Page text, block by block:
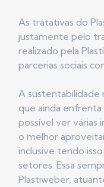
As tratativas do
justamente pelo
realizado pela
parcerias sociais
A sustentabilidade
que ainda enfrenta
possível ver várias
o melhor
inclusive tendo
setores. Essa
Plastiweber,